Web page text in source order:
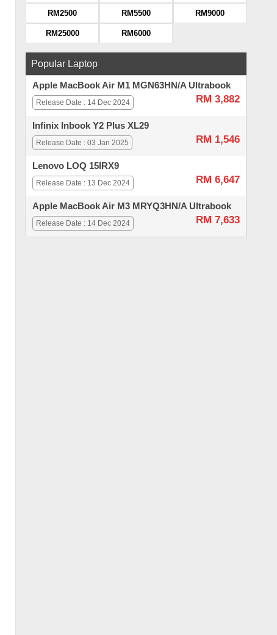
RM2500
RM25000
RM5500
RM6000
RM9000
Popular Laptop
Apple MacBook Air M1 MGN63HN/A Ultrabook
RM 3,882
Release Date : 14 Dec 2024
Infinix Inbook Y2 Plus XL29
RM 1,546
Release Date : 03 Jan 2025
Lenovo LOQ 15IRX9
RM 6,647
Release Date : 13 Dec 2024
Apple MacBook Air M3 MRYQ3HN/A Ultrabook
RM 7,633
Release Date : 14 Dec 2024